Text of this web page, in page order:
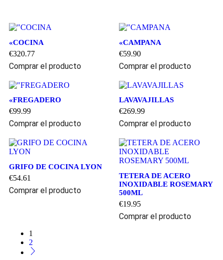
«COCINA
€320.77
Comprar el producto
«CAMPANA
€59.90
Comprar el producto
«FREGADERO
€99.99
Comprar el producto
LAVAVAJILLAS
€269.99
Comprar el producto
GRIFO DE COCINA LYON
€54.61
Comprar el producto
TETERA DE ACERO
INOXIDABLE ROSEMARY
500ML
€19.95
Comprar el producto
1
2